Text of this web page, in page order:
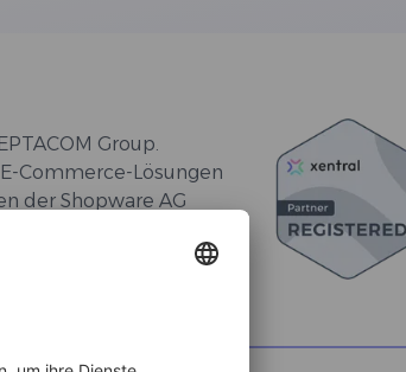
Group.
Commerce-Lösungen
der Shopware AG